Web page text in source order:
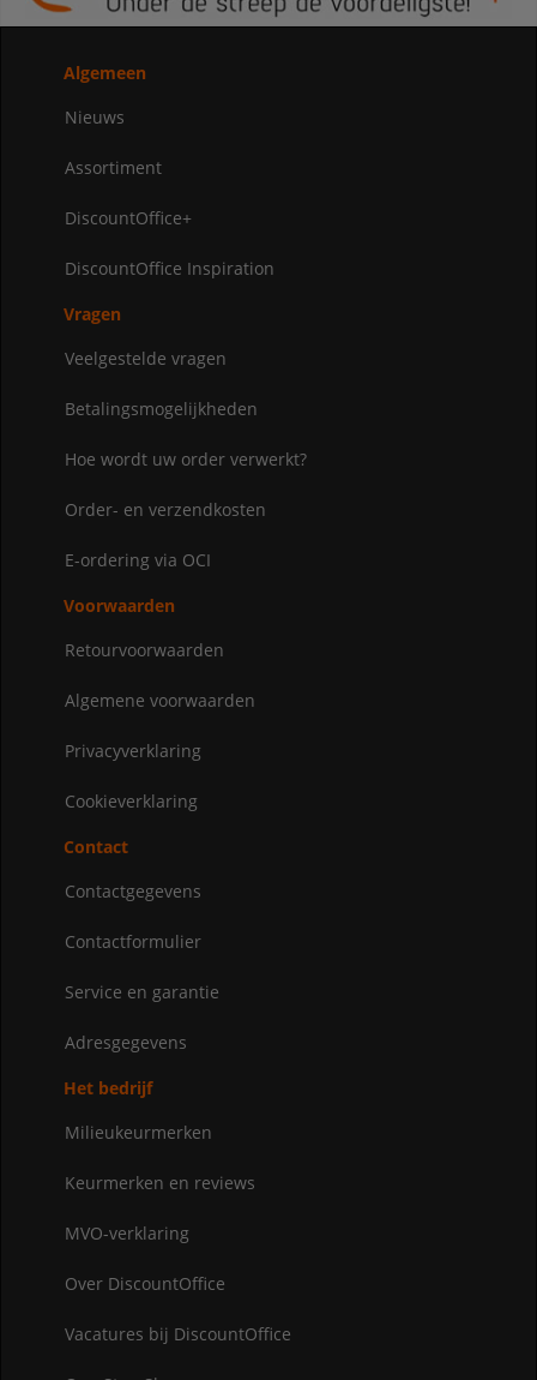
Algemeen
Nieuws
Assortiment
DiscountOffice+
DiscountOffice Inspiration
Vragen
Veelgestelde vragen
Betalingsmogelijkheden
Hoe wordt uw order verwerkt?
Order- en verzendkosten
E-ordering via OCI
Voorwaarden
Retourvoorwaarden
Algemene voorwaarden
Privacyverklaring
Cookieverklaring
Contact
Contactgegevens
Contactformulier
Service en garantie
Adresgegevens
Het bedrijf
Milieukeurmerken
Keurmerken en reviews
MVO-verklaring
Over DiscountOffice
Vacatures bij DiscountOffice